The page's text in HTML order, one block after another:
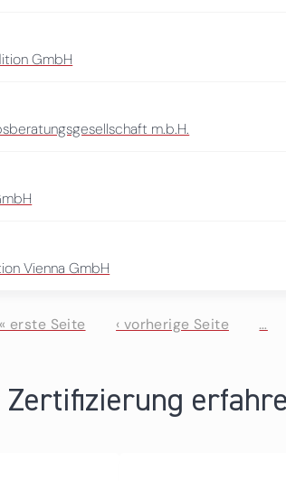
GmbH
m.b.H.
Vienna GmbH
« erste Seite ‹ vorherige Seite …
Zertifizierung